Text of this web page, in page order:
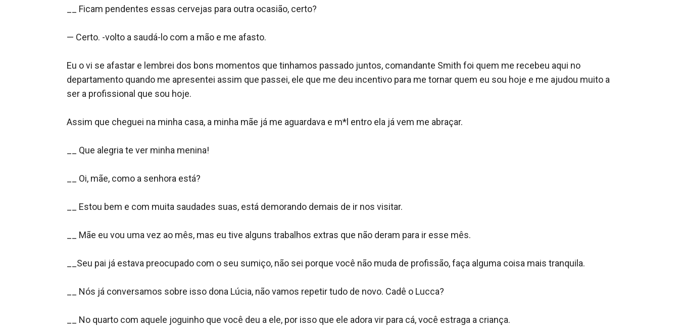
__ Ficam pendentes essas cervejas para outra ocasião, certo?
— Certo. -volto a saudá-lo com a mão e me afasto.
Eu o vi se afastar e lembrei dos bons momentos que tinhamos passado juntos, comandante Smith foi quem me recebeu aqui no
departamento quando me apresentei assim que passei, ele que me deu incentivo para me tornar quem eu sou hoje e me ajudou muito a
ser a profissional que sou hoje.
Assim que cheguei na minha casa, a minha mãe já me aguardava e m*l entro ela já vem me abraçar.
__ Que alegria te ver minha menina!
__ Oi, mãe, como a senhora está?
__ Estou bem e com muita saudades suas, está demorando demais de ir nos visitar.
__ Mãe eu vou uma vez ao mês, mas eu tive alguns trabalhos extras que não deram para ir esse mês.
__Seu pai já estava preocupado com o seu sumiço, não sei porque você não muda de profissão, faça alguma coisa mais tranquila.
__ Nós já conversamos sobre isso dona Lúcia, não vamos repetir tudo de novo. Cadê o Lucca?
__ No quarto com aquele joguinho que você deu a ele, por isso que ele adora vir para cá, você estraga a criança.